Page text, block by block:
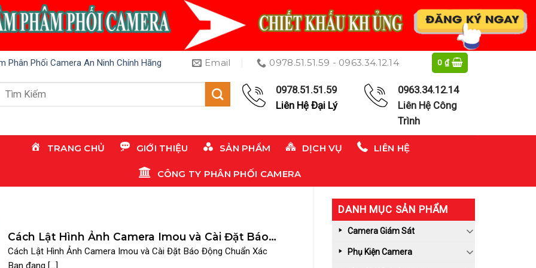
Phân Phối Camera An Ninh Chính Hãng Email 0978.51.51.59 - 0963.34.12.14 0₫
Tìm
0978.51.51.59
Liên Hệ Đại Lý
0963.34.12.14
Liên Hệ Công
Trình
TRANG CHỦ GIỚI THIỆU SẢN PHẨM DỊCH VỤ LIÊN HỆ
CÔNG TY PHÂN PHỐI CAMERA
Cách Lật Hình Ảnh Camera Imou và Cài Đặt Báo
Động Chuẩn Xác
Cách Lật Hình Ảnh Camera Imou và Cài Đặt Báo Động Chuẩn Xác
DANH MỤC SẢN PHẨM
Camera Giám Sát
Phụ Kiện Camera